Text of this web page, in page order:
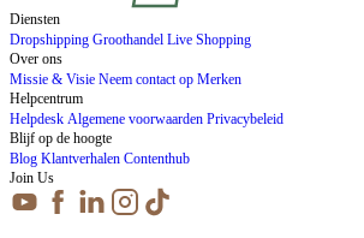
Diensten
Dropshipping Groothandel Live Shopping
Over ons
Missie & Visie Neem contact op Merken
Helpcentrum
Helpdesk Algemene voorwaarden Privacybeleid
Blijf op de hoogte
Blog Klantverhalen Contenthub
Join Us